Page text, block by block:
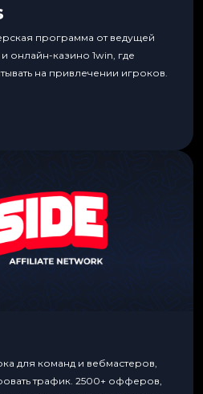
программа от ведущей
онлайн-казино 1win, где
на привлечении игроков.
для команд и вебмастеров,
трафик. 2500+ офферов,